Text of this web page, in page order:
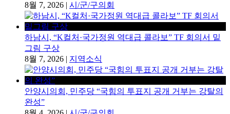
8월 7, 2026 | 시/군/구의회
하남시, “K컬처·국가정원 역대급 콜라보” TF 회의서 밑
그림 구상
8월 7, 2026 | 지역소식
안양시의회, 민주당 “국힘의 투표지 공개 거부는 강탈의
완성”